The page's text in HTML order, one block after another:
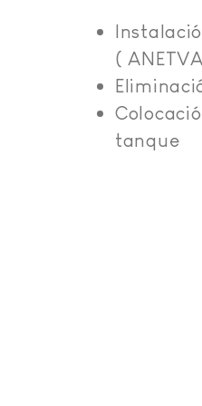
(
tanque